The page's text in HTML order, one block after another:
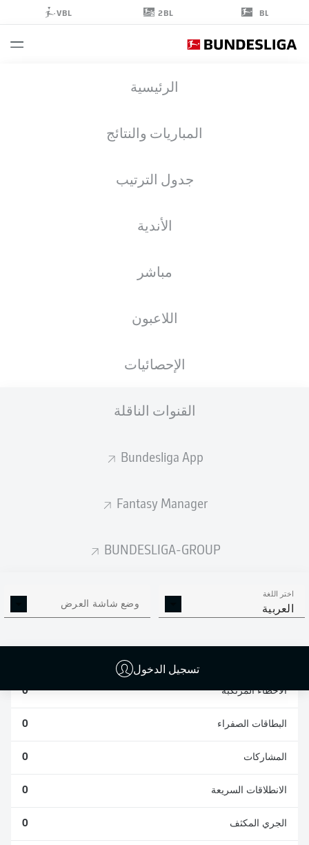
BL
2BL
VBL
الرئيسية
المباريات والنتائج
جدول الترتيب
الأندية
مباشر
اللاعبون
الإحصائيات
القنوات الناقلة
Bundesliga App
Fantasy Manager
BUNDESLIGA-GROUP
اختر اللغة
العربية وضع شاشة العرض
تسجيل الدخول
09.09.1997
إحصائيات موسم 2025/2026
الافتكاكات الناجحة
الأخطاء المرتكبة 0
البطاقات الصفراء 0
المشاركات 0
الانطلاقات السريعة 0
الجري المكثف 0